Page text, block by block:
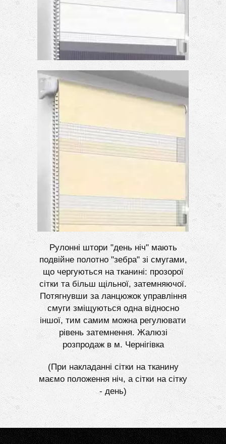
Рулонні штори "день ніч" мають
подвійне полотно "зебра" зі смугами,
що чергуються на тканині: прозорої
сітки та більш щільної, затемняючої.
Потягнувши за ланцюжок управління
смуги зміщуються одна відносно
іншої, тим самим можна регулювати
рівень затемнення. Жалюзі
розпродаж в м. Чернігівка
(При накладанні сітки на тканину
маємо положення ніч, а сітки на сітку
- день)